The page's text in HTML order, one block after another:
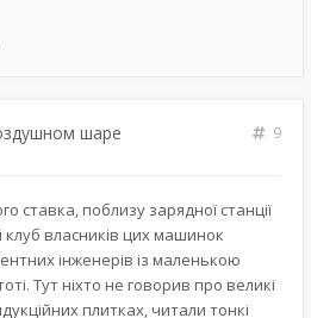
шаре
9
ставка, поблизу зарядної станції
клуб власників цих машинок
інженерів із маленькою
Тут ніхто не говорив про великі
плитках, читали тонкі